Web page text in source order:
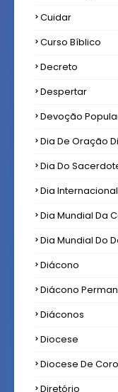
Cuidar
Curso Bíblico
Decreto
Despertar
Devoção
Dia De Oração
Dia Do
Dia
Dia Mundial Da
Dia Mundial Do
Diácono
Diácono
Diáconos
Diocese
Diocese De
Diretório